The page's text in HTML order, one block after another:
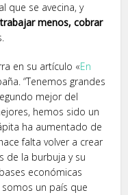
que se avecina, y
menos, cobrar
en su artículo «En
“Tenemos grandes
mejor del
hemos sido un
ha aumentado de
falta volver a crear
de la burbuja y su
económicas
somos un país que